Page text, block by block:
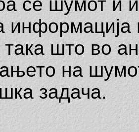
информација
така што во
на
задача.